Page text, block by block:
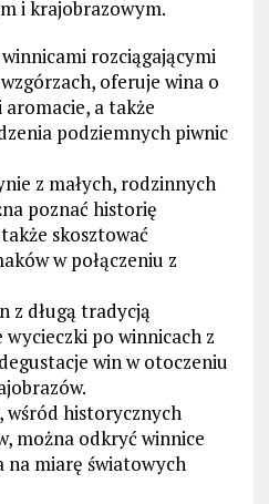
i krajobrazowym.
winnicami rozciągającymi
oferuje wina o
aromacie, a także
podziemnych piwnic
z małych, rodzinnych
poznać historię
skosztować
w połączeniu z
z długą tradycją
po winnicach z
win w otoczeniu
wśród historycznych
można odkryć winnice
na miarę światowych